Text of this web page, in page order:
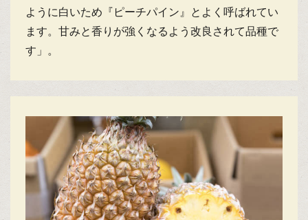
ように白いため『ピーチパイン』とよく呼ばれてい
ます。甘みと香りが強くなるよう改良されて品種で
す」。